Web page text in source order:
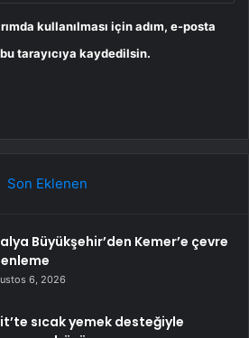
kullanılması için adım, e-posta
tarayıcıya kaydedilsin.
Son Eklenen
Büyükşehir’den Kemer’e çevre
6, 2026
sıcak yemek desteğiyle